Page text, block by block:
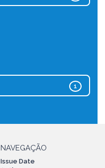
1
NAVEGAÇÃO
Issue Date